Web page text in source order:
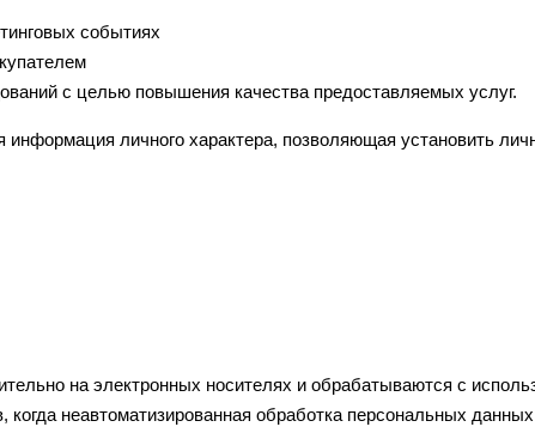
событиях
с целью повышения качества предоставляемых услуг.
личного характера, позволяющая установить
на электронных носителях и обрабатываются с
неавтоматизированная обработка персональных